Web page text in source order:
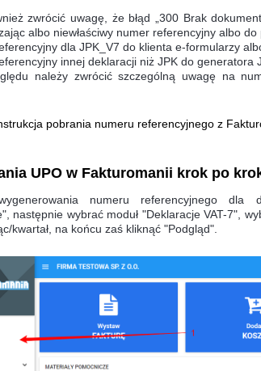
zwrócić uwagę, że błąd „300 Brak
albo niewłaściwy numer referencyjny albo
dla JPK_V7 do klienta e-formularzy
innej deklaracji niż JPK do generatora
należy zwrócić szczególną uwagę na
pobrania numeru referencyjnego z
UPO w Fakturomanii krok po
numeru referencyjnego dla
następnie wybrać moduł "Deklaracje VAT-7",
kwartał, na końcu zaś kliknąć "Podgląd".